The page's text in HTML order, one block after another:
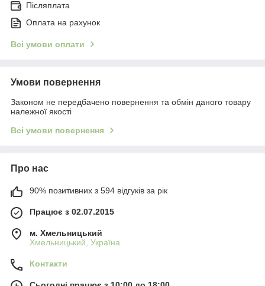
Післяплата
Оплата на рахунок
Всі умови оплати
Умови повернення
Законом не передбачено повернення та обмін даного товару
належної якості
Всі умови повернення
Про нас
90% позитивних з 594 відгуків за рік
Працює з 02.07.2015
м. Хмельницький
Хмельницький, Україна
Контакти